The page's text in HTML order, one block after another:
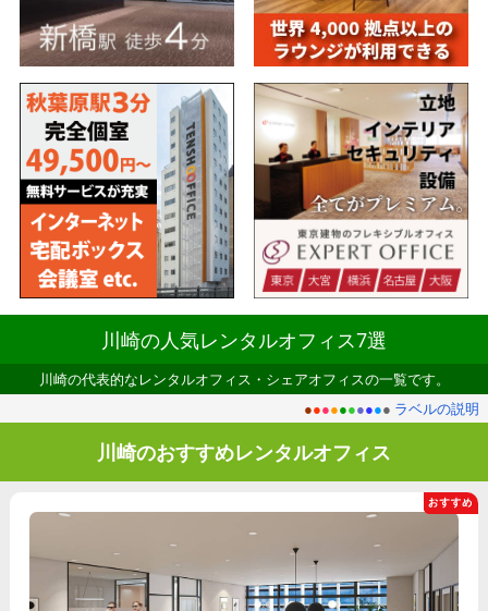
川崎の人気レンタルオフィス7選
川崎の代表的なレンタルオフィス・シェアオフィスの一覧です。
●●●●●●●●●● ラベルの説明
川崎のおすすめレンタルオフィス